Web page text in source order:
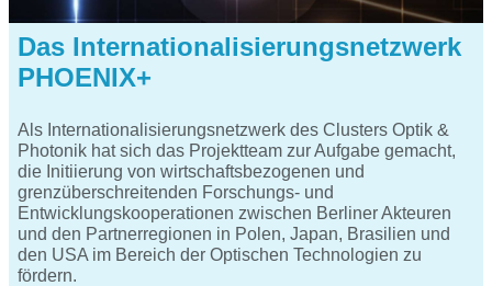
Das Internationalisierungsnetzwerk
PHOENIX+
Als Internationalisierungsnetzwerk des Clusters Optik &
Photonik hat sich das Projektteam zur Aufgabe gemacht,
die Initiierung von wirtschaftsbezogenen und
grenzüberschreitenden Forschungs- und
Entwicklungskooperationen zwischen Berliner Akteuren
und den Partnerregionen in Polen, Japan, Brasilien und
den USA im Bereich der Optischen Technologien zu
fördern.